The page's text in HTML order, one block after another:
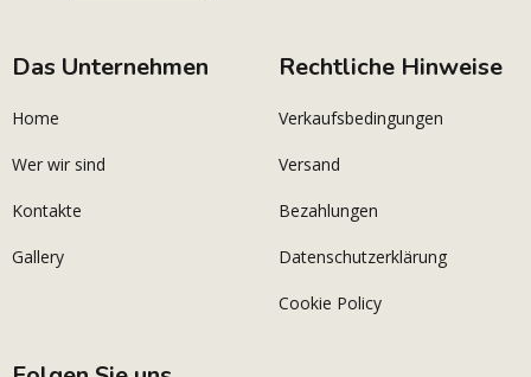
Das Unternehmen
Home
Wer wir sind
Kontakte
Gallery
Rechtliche Hinweise
Verkaufsbedingungen
Versand
Bezahlungen
Datenschutzerklärung
Cookie Policy